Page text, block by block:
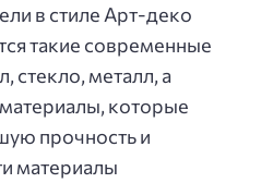
в стиле Арт-деко
такие современные
стекло, металл, а
которые
прочность и
материалы